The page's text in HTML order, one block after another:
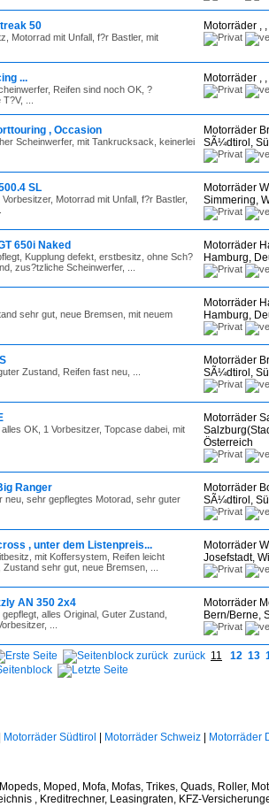
50
Motorrad mit Unfall, f?r Bastler, mit
Motorräder , ,
...
Reifen sind noch OK, ?
...
Motorräder , ,
, Occasion
Scheinwerfer, mit Tankrucksack, keinerlei
Motorräder
SÃ¼dtirol,
SL
Motorrad mit Unfall, f?r Bastler,
Motorräder
Simmering,
650i Naked
Kupplung defekt, erstbesitz, ohne Sch?
zus?tzliche Scheinwerfer, ...
Motorräder
Hamburg,
sehr gut, neue Bremsen, mit neuem
Motorräder
Hamburg,
Zustand, Reifen fast neu, ...
Motorräder
SÃ¼dtirol,
OK, 1 Vorbesitzer, Topcase dabei, mit
Motorräder
Österreich
Ranger
neu, sehr gepflegtes Motorad, sehr guter
Motorräder
SÃ¼dtirol,
, unter dem Listenpreis...
mit Koffersystem, Reifen leicht
sehr gut, neue Bremsen, ...
Motorräder
Josefstadt,
AN 350 2x4
alles Original, Guter Zustand,
...
Motorräder
Bern/Berne,
zurück 11 12 13
Motorräder Südtirol Motorräder Schweiz Motorräder
Moped, Mofa, Mofas, Trikes, Quads, Roller,
, Kreditrechner, Leasingraten, KFZ-